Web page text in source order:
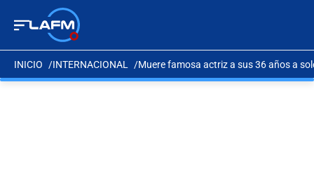
INICIO INTERNACIONAL Muere famosa actriz a sus 36 años a